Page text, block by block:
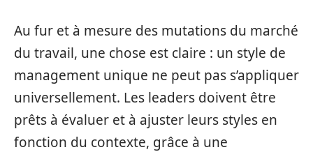
Au fur et à mesure des mutations du marché
du travail, une chose est claire : un style de
management unique ne peut pas s’appliquer
universellement. Les leaders doivent être
prêts à évaluer et à ajuster leurs styles en
fonction du contexte, grâce à une